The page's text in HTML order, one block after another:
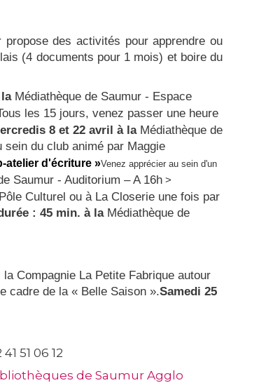
propose des activités pour apprendre ou
(4 documents pour 1 mois) et boire du
Médiathèque de Saumur - Espace
les 15 jours, venez passer une heure
8 et 22 avril à la Médiathèque de
du club animé par Maggie
atelier d'écriture »Venez apprécier au sein d'un
Saumur - Auditorium – A 16h >
Culturel ou à La Closerie une fois par
: 45 min. à la Médiathèque de
Compagnie La Petite Fabrique autour
cadre de la « Belle Saison ».Samedi 25
51 06 12
de Saumur Agglo